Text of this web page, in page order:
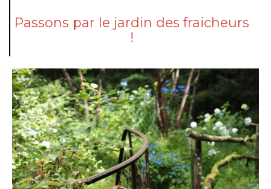
Passons par le jardin des fraicheurs
!